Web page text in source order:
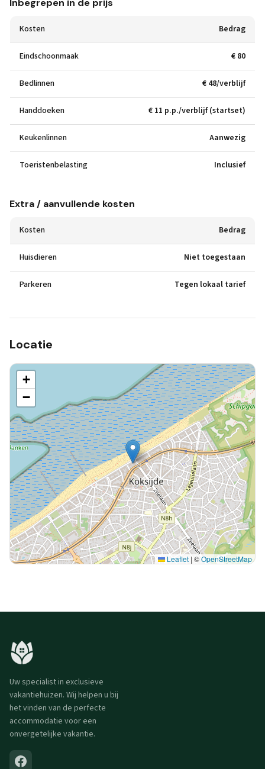
Inbegrepen in de prijs
Kosten Bedrag
Eindschoonmaak € 80
Bedlinnen € 48/verblijf
Handdoeken € 11 p.p./verblijf (startset)
Keukenlinnen Aanwezig
Toeristenbelasting Inclusief
Extra / aanvullende kosten
Kosten Bedrag
Huisdieren Niet toegestaan
Parkeren Tegen lokaal tarief
Locatie
+
−
Leaflet | ©OpenStreetMap
Uw specialist in exclusieve
vakantiehuizen. Wij helpen u bij
het vinden van de perfecte
accommodatie voor een
onvergetelijke vakantie.